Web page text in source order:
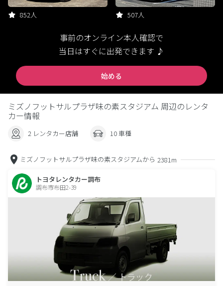
852人 507人
事前のオンライン本人確認で
当日はすぐに出発できます ♪
始める
ミズノフットサルプラザ味の素スタジアム 周辺のレンタ
カー情報
2 レンタカー店舗 10 車種
ミズノフットサルプラザ味の素スタジアムから 2381m
トヨタレンタカー調布
調布市布田2-39